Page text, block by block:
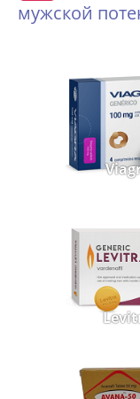
мужской